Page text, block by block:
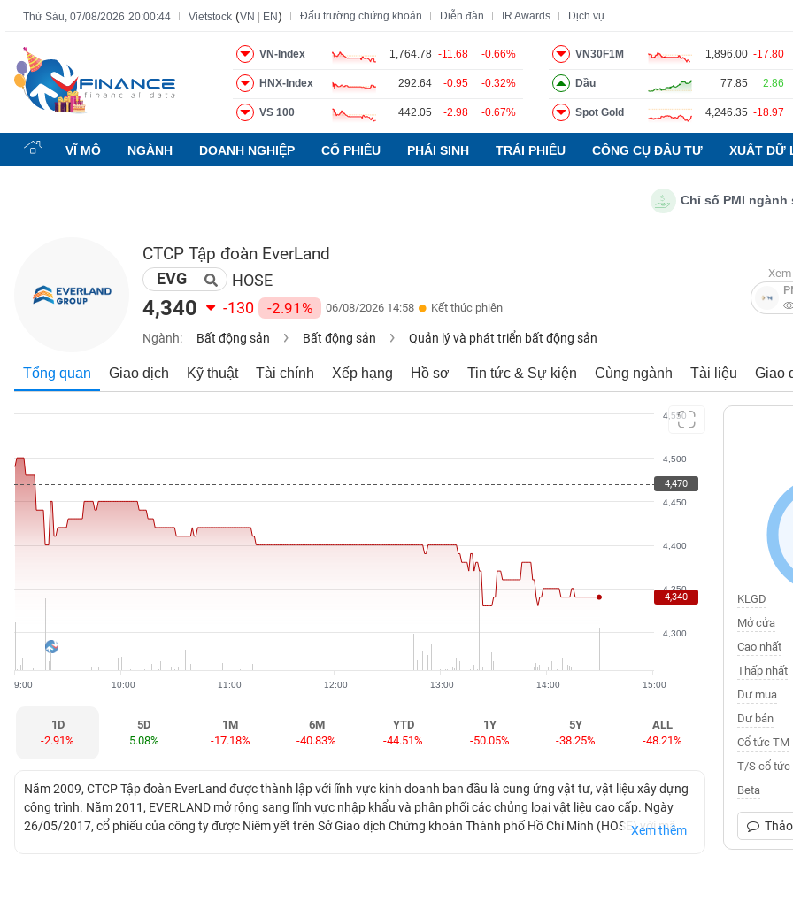
Thứ Sáu, 07/08/2026 20:00:46 Vietstock (VN EN) Đấu trường chứng khoán Diễn đàn IR Awards Dịch vụ
VN-Index 1,764.78 -11.68 -0.66%
HNX-Index 292.64 -0.95 -0.32%
VS 100 442.05 -2.98 -0.67%
VN30F1M 1,896.00 -17.80
Dầu 77.85 2.86
Spot Gold 4,246.35 -18.97
VĨ MÔ NGÀNH DOANH NGHIỆP CỔ PHIẾU PHÁI SINH TRÁI PHIẾU CÔNG CỤ ĐẦU TƯ XUẤT DỮ
Chỉ số PMI ngành sản
CTCP Tập đoàn EverLand
EVG HOSE
4,340 -130 -2.91% 06/08/2026 14:58 Kết thúc phiên
Ngành: Bất động sản Bất động sản Quản lý và phát triển bất động sản
Tổng quan Giao dịch Kỹ thuật Tài chính Xếp hạng Hồ sơ Tin tức & Sự kiện Cùng ngành Tài liệu Giao
4,300
4,350
4,400
4,450
4,500
4,550
9:00 10:00 11:00 12:00 13:00 14:00 15:00
4,470
4,340
1D
-2.91%
5D
5.08%
1M
-17.18%
6M
-40.83%
YTD
-44.51%
1Y
-50.05%
5Y
-38.25%
ALL
-48.21%
Năm 2009, CTCP Tập đoàn EverLand được thành lập với lĩnh vực kinh doanh ban đầu là cung ứng vật tư, vật liệu xây dựng
công trình. Năm 2011, EVERLAND mở rộng sang lĩnh vực nhập khẩu và phân phối các chủng loại vật liệu cao cấp. Ngày
26/05/2017, cổ phiếu của công ty được Niêm yết trên Sở Giao dịch Chứng khoán Thành phố Hồ Chí Minh (HOSE) với mã
Xem thêm
KLGD
Mở cửa
Cao nhất
Thấp nhất
Dư mua
Dư bán
Cổ tức TM
T/S cổ tức
Beta
Tất cả Tính năng Ngành Mã chứng khoán Lãnh đạo Báo cáo phân tích Thuật ngữ
Tính
năng
(-)
KHOÁN
NGHIỆP
ĐỘNG
SẢN
TÀI
HÓA
GIỚI